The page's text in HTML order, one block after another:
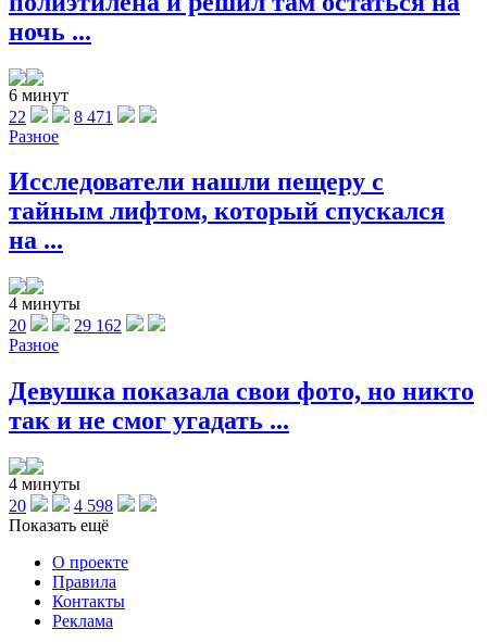
ночь ...
6 минут
22
8 471
Разное
Исследователи нашли пещеру с
тайным лифтом, который спускался
на ...
4 минуты
20
29 162
Разное
Девушка показала свои фото, но никто
так и не смог угадать ...
4 минуты
20
4 598
Показать ещё
О проекте
Правила
Контакты
Реклама